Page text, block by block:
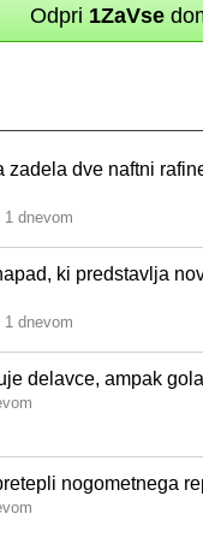
Odpri 1ZaVse
zadela dve naftni
1 dnevom
ki predstavlja
1 dnevom
delavce, ampak
nogometnega